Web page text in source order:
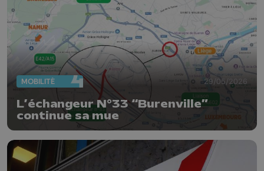
MOBILITÉ 29/05/2026
L’échangeur N°33 “Burenville”
continue sa mue